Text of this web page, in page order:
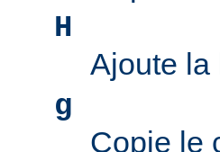
H
Ajoute la
g
Copie le